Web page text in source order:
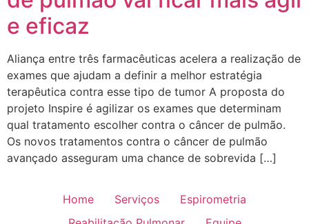
e eficaz
Aliança entre três farmacêuticas acelera a realização de
exames que ajudam a definir a melhor estratégia
terapêutica contra esse tipo de tumor A proposta do
projeto Inspire é agilizar os exames que determinam
qual tratamento escolher contra o câncer de pulmão.
Os novos tratamentos contra o câncer de pulmão
avançado asseguram uma chance de sobrevida […]
Home Serviços
Espirometria